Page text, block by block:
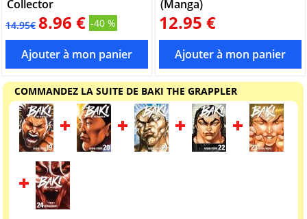
Collector
14.95€ 8.96 € -40 %
(Manga)
12.95 €
COMMANDEZ LA SUITE DE BAKI THE GRAPPLER